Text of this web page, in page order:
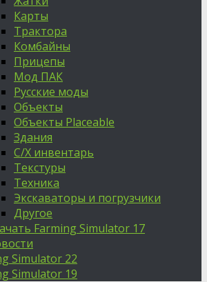
Карты
Трактора
Комбайны
Прицепы
Мод ПАК
Русские моды
Объекты
Объекты Placeable
Здания
С/Х инвентарь
Текстуры
Техника
Экскаваторы и погрузчики
Другое
Farming Simulator 17
Simulator 22
Simulator 19